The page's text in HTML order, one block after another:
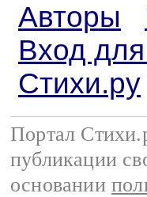
Авторы
Вход
Стихи.ру
Портал
публикации
основании